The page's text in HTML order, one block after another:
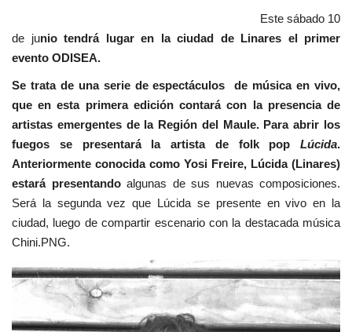
Este sábado 10
de junio tendrá lugar en la ciudad de Linares el primer
evento ODISEA.
Se trata de una serie de espectáculos de música en vivo,
que en esta primera edición contará con la presencia de
artistas emergentes de la Región del Maule. Para abrir los
fuegos se presentará la artista de folk pop Lúcida.
Anteriormente conocida como Yosi Freire, Lúcida (Linares)
estará presentandoalgunas de sus nuevas composiciones.
Será la segunda vez que Lúcida se presente en vivo en la
ciudad, luego de compartir escenario con la destacada música
Chini.PNG.